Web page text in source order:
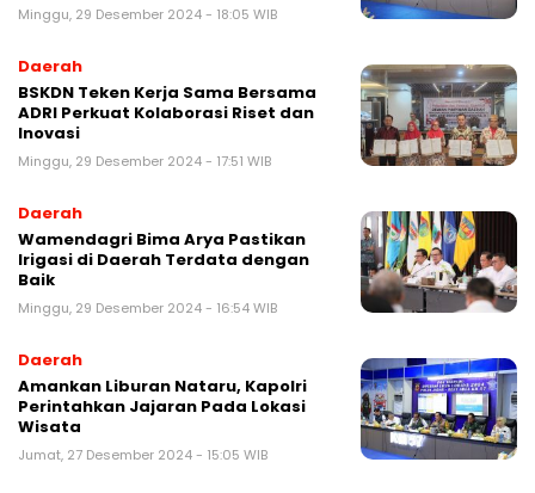
Minggu, 29 Desember 2024 - 18:05 WIB
Daerah
BSKDN Teken Kerja Sama Bersama
ADRI Perkuat Kolaborasi Riset dan
Inovasi
Minggu, 29 Desember 2024 - 17:51 WIB
Daerah
Wamendagri Bima Arya Pastikan
Irigasi di Daerah Terdata dengan
Baik
Minggu, 29 Desember 2024 - 16:54 WIB
Daerah
Amankan Liburan Nataru, Kapolri
Perintahkan Jajaran Pada Lokasi
Wisata
Jumat, 27 Desember 2024 - 15:05 WIB